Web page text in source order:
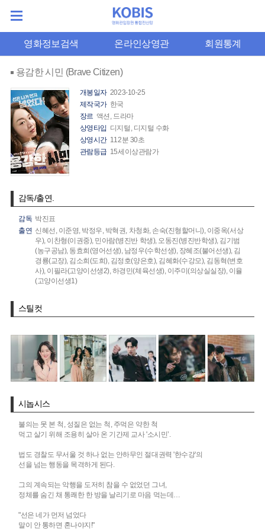
영화정보검색 온라인상영관 회원통계
용감한 시민 (Brave Citizen)
개봉일자 2023-10-25
제작국가 한국
장르 액션, 드라마
상영타입 디지털, 디지털 수화
상영시간 112분 30초
관람등급 15세이상관람가
감독/출연.
감독 박진표
출연 신혜선, 이준영, 박정우, 박혁권, 차청화, 손숙(진형할머니), 이중옥(서상
우), 이찬형(이권중), 민아람(병진반 학생), 오동진(병진반학생), 김기범
(농구공남), 동효희(영어선생), 남정우(수학선생), 장혜조(불어선생), 김
경룡(교장), 김소희(도희), 김정호(양은호), 김혜화(수강모), 김동혁(변호
사), 이필라(고양이선생2),하경민(체육선생), 이주미(의상실실장), 이율
(고양이선생1)
스틸컷
시놉시스
불의는 못 본 척, 성질은 없는 척, 주먹은 약한 척
먹고 살기 위해 조용히 살아 온 기간제 교사 '소시민’.
법도 경찰도 무서울 것 하나 없는 안하무인 절대권력 '한수강'의
선을 넘는 행동을 목격하게 된다.
그의 계속되는 악행을 도저히 참을 수 없었던 그녀,
정체를 숨긴 채 통쾌한 한 방을 날리기로 마음 먹는데…
"선은 네가 먼저 넘었다
말이 안 통하면 혼나야지!"